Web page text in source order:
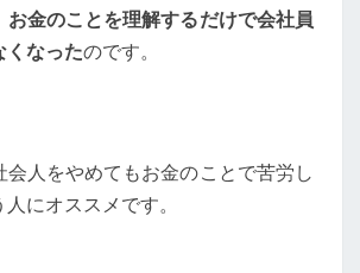
お金のことを理解するだけで会社員
くなったのです。
会人をやめてもお金のことで苦労し
にオススメです。